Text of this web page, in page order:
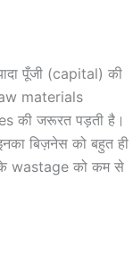
पूँजी (capital) की
materials
की जरूरत पड़ती है।
बिज़नेस को बहुत ही
wastage को कम से